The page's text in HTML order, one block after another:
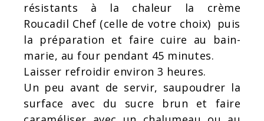
résistants à la chaleur la crème
Roucadil Chef (celle de votre choix) puis
la préparation et faire cuire au bain-
marie, au four pendant 45 minutes.
Laisser refroidir environ 3 heures.
Un peu avant de servir, saupoudrer la
surface avec du sucre brun et faire